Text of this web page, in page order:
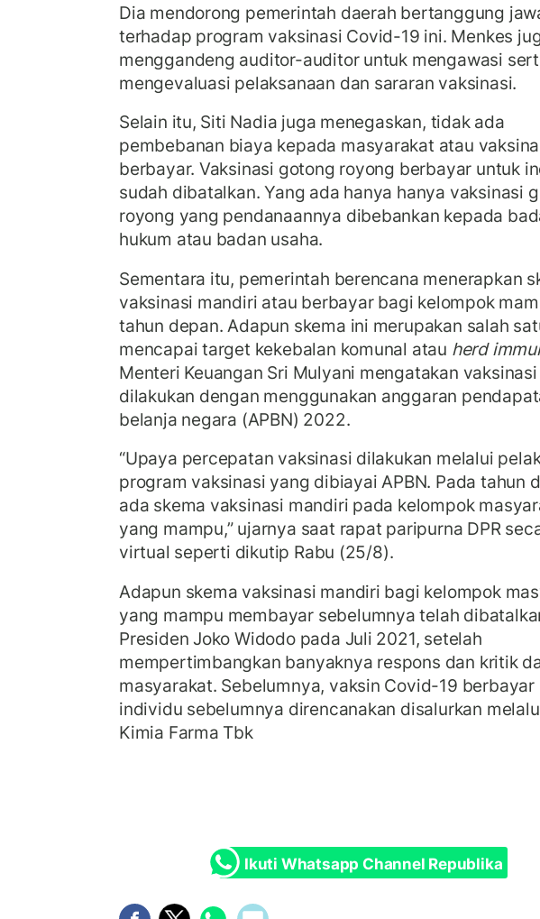
Dia mendorong pemerintah daerah bertanggung
terhadap program vaksinasi Covid-19 ini. Menkes
menggandeng auditor-auditor untuk mengawasi
mengevaluasi pelaksanaan dan sararan vaksinasi.
Selain itu, Siti Nadia juga menegaskan, tidak ada
pembebanan biaya kepada masyarakat atau
berbayar. Vaksinasi gotong royong berbayar untuk
sudah dibatalkan. Yang ada hanya hanya vaksinasi
royong yang pendanaannya dibebankan kepada
hukum atau badan usaha.
Sementara itu, pemerintah berencana menerapkan
vaksinasi mandiri atau berbayar bagi kelompok
tahun depan. Adapun skema ini merupakan salah
mencapai target kekebalan komunal atau herd
Menteri Keuangan Sri Mulyani mengatakan
dilakukan dengan menggunakan anggaran
belanja negara (APBN) 2022.
“Upaya percepatan vaksinasi dilakukan melalui
program vaksinasi yang dibiayai APBN. Pada tahun
ada skema vaksinasi mandiri pada kelompok
yang mampu,” ujarnya saat rapat paripurna DPR
virtual seperti dikutip Rabu (25/8).
Adapun skema vaksinasi mandiri bagi kelompok
yang mampu membayar sebelumnya telah
Presiden Joko Widodo pada Juli 2021, setelah
mempertimbangkan banyaknya respons dan kritik
masyarakat. Sebelumnya, vaksin Covid-19 berbayar
individu sebelumnya direncanakan disalurkan
Kimia Farma Tbk
Ikuti Whatsapp Channel Republika